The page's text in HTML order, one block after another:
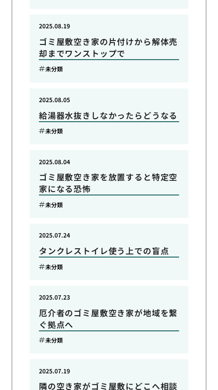
ゴミ屋敷空き家の片付けから解体売
却までワンストップで
2025.08.19
未分類
給湯器水抜きしなかったらどうなる
2025.08.05
未分類
ゴミ屋敷空き家を放置すると特定空
家になる恐怖
2025.08.04
未分類
タンクレストイレ使う上での盲点
2025.07.24
未分類
厄介者のゴミ屋敷空き家が地域を繋
ぐ拠点へ
2025.07.23
未分類
隣の空き家がゴミ屋敷にどこへ相談
2025.07.19